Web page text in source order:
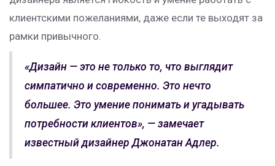
клиентскими пожеланиями, даже если те выходят за
рамки привычного.
«Дизайн — это не только то, что выглядит
симпатично и современно. Это нечто
большее. Это умение понимать и угадывать
потребности клиентов», — замечает
известный дизайнер Джонатан Адлер.